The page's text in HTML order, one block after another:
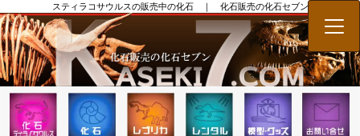
スティラコサウルスの販売中の化石 ｜ 化石販売の化石セブン
メ